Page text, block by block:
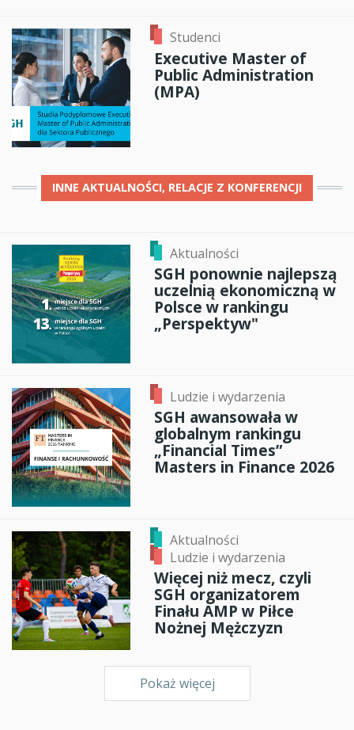
Studenci
Executive Master of
Public Administration
(MPA)
INNE AKTUALNOŚCI, RELACJE Z KONFERENCJI
Aktualności
SGH ponownie najlepszą
uczelnią ekonomiczną w
Polsce w rankingu
„Perspektyw"
Ludzie i wydarzenia
SGH awansowała w
globalnym rankingu
„Financial Times”
Masters in Finance 2026
Aktualności
Ludzie i wydarzenia
Więcej niż mecz, czyli
SGH organizatorem
Finału AMP w Piłce
Nożnej Mężczyzn
Pokaż więcej